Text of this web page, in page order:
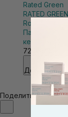
Rated Green
RATED
Rose-Cedar
кедр
724₴
Добавить в
Поделиться